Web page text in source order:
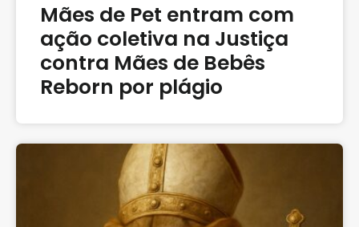
Mães de Pet entram com
ação coletiva na Justiça
contra Mães de Bebês
Reborn por plágio